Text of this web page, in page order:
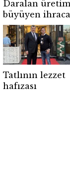
Daralan
büyüyen
Tatlının lezzet
hafızası